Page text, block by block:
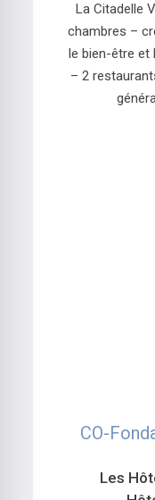
La Citadelle
chambres –
le bien-être et
– 2
CO-
Les